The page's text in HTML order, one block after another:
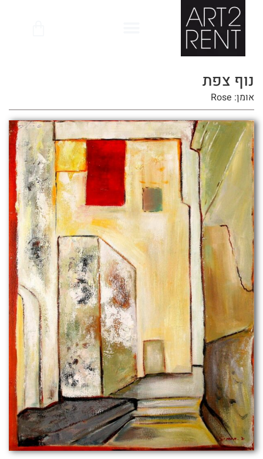
נוף צפת
אומן: Rose